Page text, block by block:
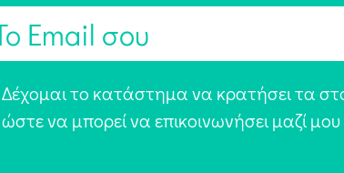
Δέχομαι το κατάστημα να κρατήσει τα
ώστε να μπορεί να επικοινωνήσει μαζί μου